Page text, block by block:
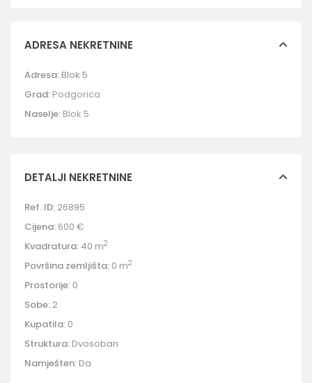
ADRESA NEKRETNINE
Adresa: Blok 5
Grad: Podgorica
Naselje: Blok 5
DETALJI NEKRETNINE
Ref. ID: 26895
Cijena: 600 €
Kvadratura: 40 m2
Površina zemljišta: 0 m2
Prostorije: 0
Sobe: 2
Kupatila: 0
Struktura: Dvosoban
Namješten: Da